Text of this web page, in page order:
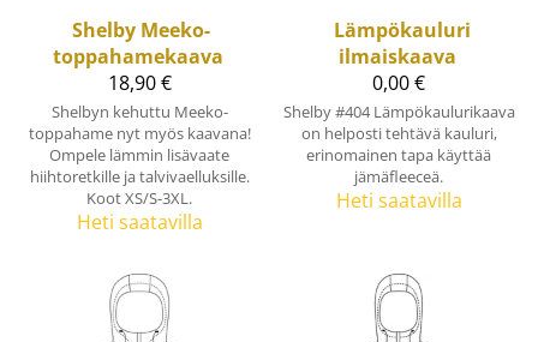
Shelby Meeko-
toppahamekaava
18,90 €
Shelbyn kehuttu Meeko-
toppahame nyt myös kaavana!
Ompele lämmin lisävaate
hiihtoretkille ja talvivaelluksille.
Koot XS/S-3XL.
Heti saatavilla
Lämpökauluri
ilmaiskaava
0,00 €
Shelby #404 Lämpökaulurikaava
on helposti tehtävä kauluri,
erinomainen tapa käyttää
jämäfleeceä.
Heti saatavilla